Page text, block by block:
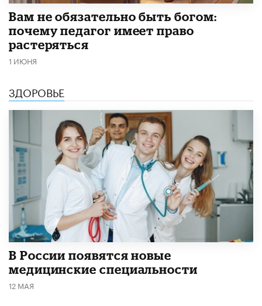
​Вам не обязательно быть богом:
почему педагог имеет право
растеряться
1 ИЮНЯ
ЗДОРОВЬЕ
В России появятся новые
медицинские специальности
12 МАЯ